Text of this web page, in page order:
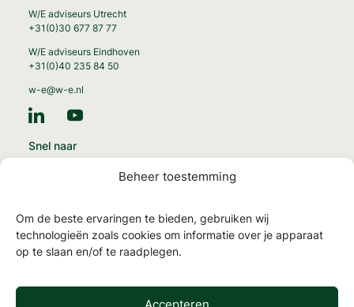
Beheer toestemming
Om de beste ervaringen te bieden, gebruiken wij
technologieën zoals cookies om informatie over je apparaat
op te slaan en/of te raadplegen.
Accepteren
W/E adviseurs Utrecht
+31(0)30 677 87 77
W/E adviseurs Eindhoven
+31(0)40 235 84 50
w-e@w-e.nl
Snel naar
MilieuPrestatie Gebouwen
NTA 8800 en energielabels